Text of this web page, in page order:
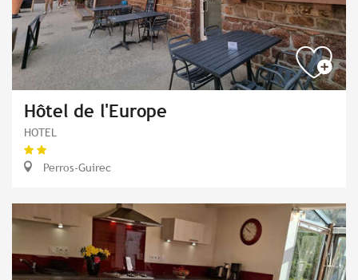
Hôtel de l'Europe
HOTEL
Perros-Guirec